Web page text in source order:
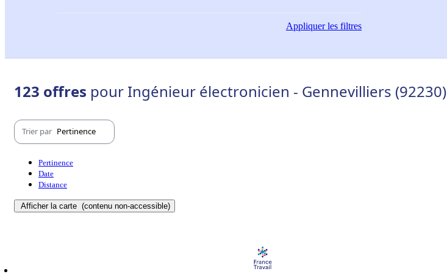
Appliquerles filtres
123 offres pour Ingénieur électronicien - Gennevilliers (92230)
Trier par Pertinence
Pertinence
Date
Distance
Afficher la carte (contenu non-accessible)